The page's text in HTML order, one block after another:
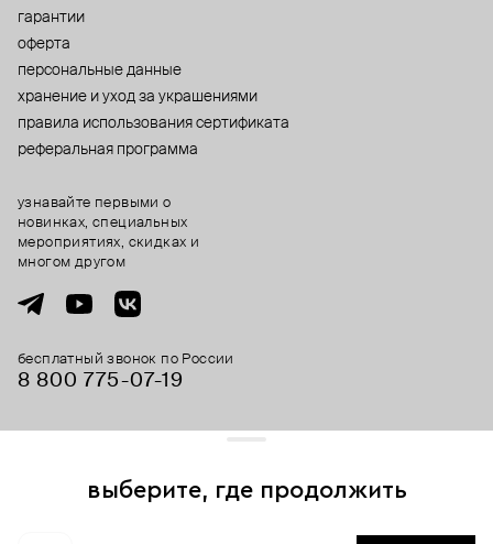
гарантии
оферта
персональные данные
хранение и уход за украшениями
правила использования сертификата
реферальная программа
бесплатный звонок по России
8 800 775⁠-07⁠-19
узнавайте первыми о
новинках, специальных
мероприятиях, скидках и
многом другом
выберите, где продолжить